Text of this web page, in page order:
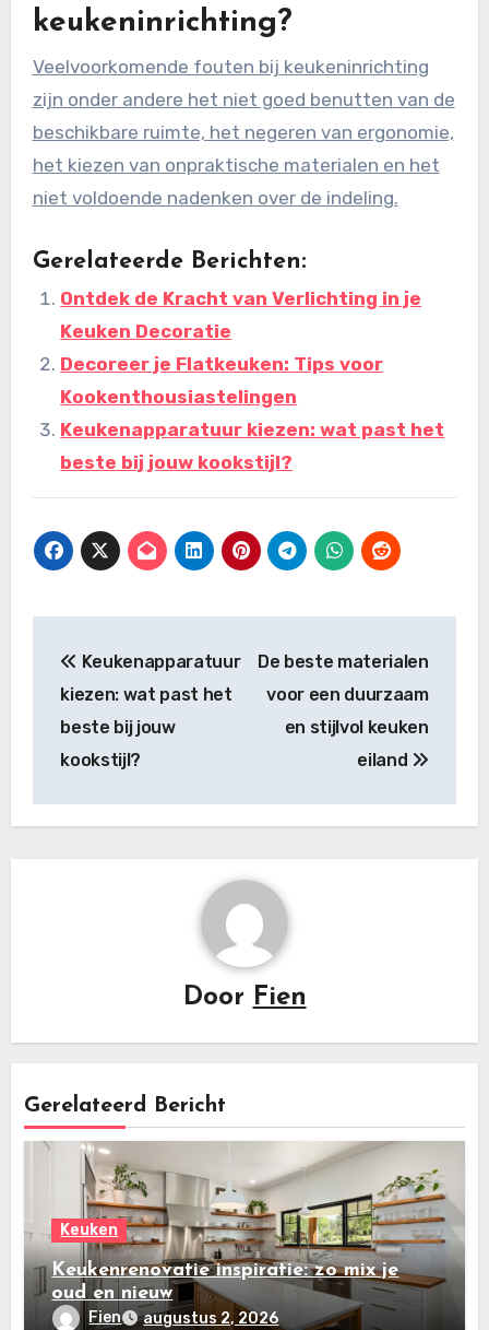
keukeninrichting?
Veelvoorkomende fouten bij keukeninrichting
zijn onder andere het niet goed benutten van de
beschikbare ruimte, het negeren van ergonomie,
het kiezen van onpraktische materialen en het
niet voldoende nadenken over de indeling.
Gerelateerde Berichten:
Ontdek de Kracht van Verlichting in je
Keuken Decoratie
Decoreer je Flatkeuken: Tips voor
Kookenthousiastelingen
Keukenapparatuur kiezen: wat past het
beste bij jouw kookstijl?
navigatie
Keukenapparatuur
kiezen: wat past het
beste bij jouw
kookstijl?
De beste materialen
voor een duurzaam
en stijlvol keuken
eiland
Door Fien
Gerelateerd Bericht
Keuken
Keukenrenovatie inspiratie: zo mix je
oud en nieuw
Fien augustus 2, 2026